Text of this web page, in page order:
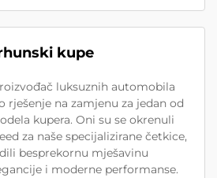
kupe
luksuznih automobila
rješenje na zamjenu za jedan od
kupera. Oni su se okrenuli
za naše specijalizirane četkice,
besprekornu mješavinu
i moderne performanse.